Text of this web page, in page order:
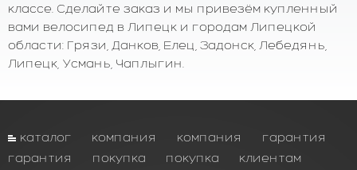
классе. Сделайте заказ и мы привезём купленный
вами велосипед в Липецк и городам Липецкой
области: Грязи, Данков, Елец, Задонск, Лебедянь,
Липецк, Усмань, Чаплыгин.
каталог компания компания
гарантия
гарантия
покупка покупка
клиентам